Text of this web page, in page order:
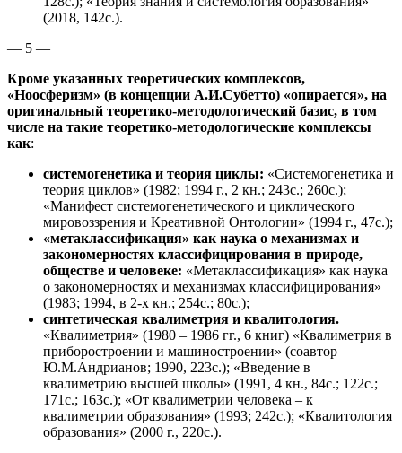
(2018, 142с.).
— 5 —
Кроме указанных теоретических комплексов,
«Ноосферизм» (в концепции А.И.Субетто) «опирается», на
оригинальный теоретико-методологический базис, в том
числе на такие теоретико-методологические комплексы
как:
системогенетика и теория циклы: «Системогенетика и
теория циклов» (1982; 1994 г., 2 кн.; 243с.; 260с.);
«Манифест системогенетического и циклического
мировоззрения и Креативной Онтологии» (1994 г., 47с.);
«метаклассификация» как наука о механизмах и
закономерностях классифицирования в природе,
обществе и человеке: «Метаклассификация» как наука
о закономерностях и механизмах классифицирования»
(1983; 1994, в 2-х кн.; 254с.; 80с.);
синтетическая квалиметрия и квалитология.
«Квалиметрия» (1980 – 1986 гг., 6 книг) «Квалиметрия в
приборостроении и машиностроении» (соавтор –
Ю.М.Андрианов; 1990, 223с.); «Введение в
квалиметрию высшей школы» (1991, 4 кн., 84с.; 122с.;
171с.; 163с.); «От квалиметрии человека – к
квалиметрии образования» (1993; 242с.); «Квалитология
образования» (2000 г., 220с.).